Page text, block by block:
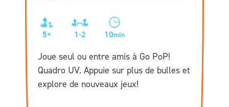
5+ 1-2 10min
Joue seul ou entre amis à Go PoP!
Quadro UV. Appuie sur plus de bulles et
explore de nouveaux jeux!